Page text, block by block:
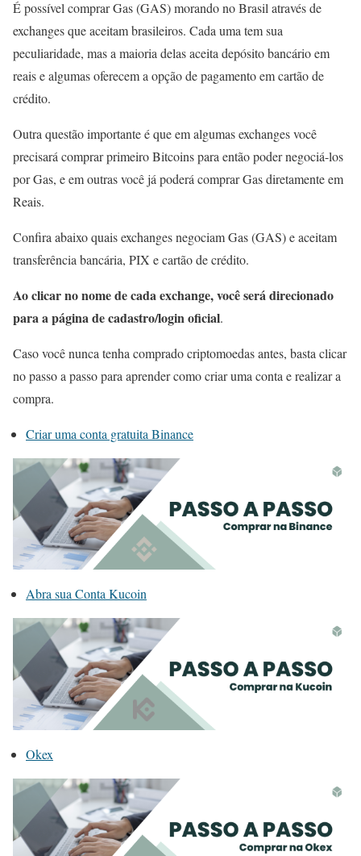
É possível comprar Gas (GAS) morando no Brasil através de
exchanges que aceitam brasileiros. Cada uma tem sua
peculiaridade, mas a maioria delas aceita depósito bancário em
reais e algumas oferecem a opção de pagamento em cartão de
crédito.
Outra questão importante é que em algumas exchanges você
precisará comprar primeiro Bitcoins para então poder negociá-los
por Gas, e em outras você já poderá comprar Gas diretamente em
Reais.
Confira abaixo quais exchanges negociam Gas (GAS) e aceitam
transferência bancária, PIX e cartão de crédito.
Ao clicar no nome de cada exchange, você será direcionado
para a página de cadastro/login oficial.
Caso você nunca tenha comprado criptomoedas antes, basta clicar
no passo a passo para aprender como criar uma conta e realizar a
compra.
Criar uma conta gratuita Binance
Abra sua Conta Kucoin
Okex